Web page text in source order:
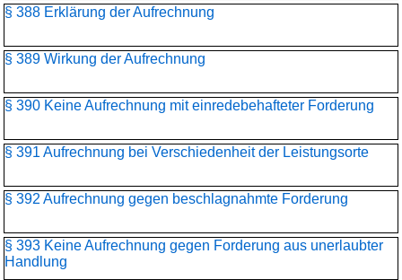
§ 388 Erklärung der Aufrechnung
§ 389 Wirkung der Aufrechnung
§ 390 Keine Aufrechnung mit einredebehafteter Forderung
§ 391 Aufrechnung bei Verschiedenheit der Leistungsorte
§ 392 Aufrechnung gegen beschlagnahmte Forderung
§ 393 Keine Aufrechnung gegen Forderung aus unerlaubter
Handlung